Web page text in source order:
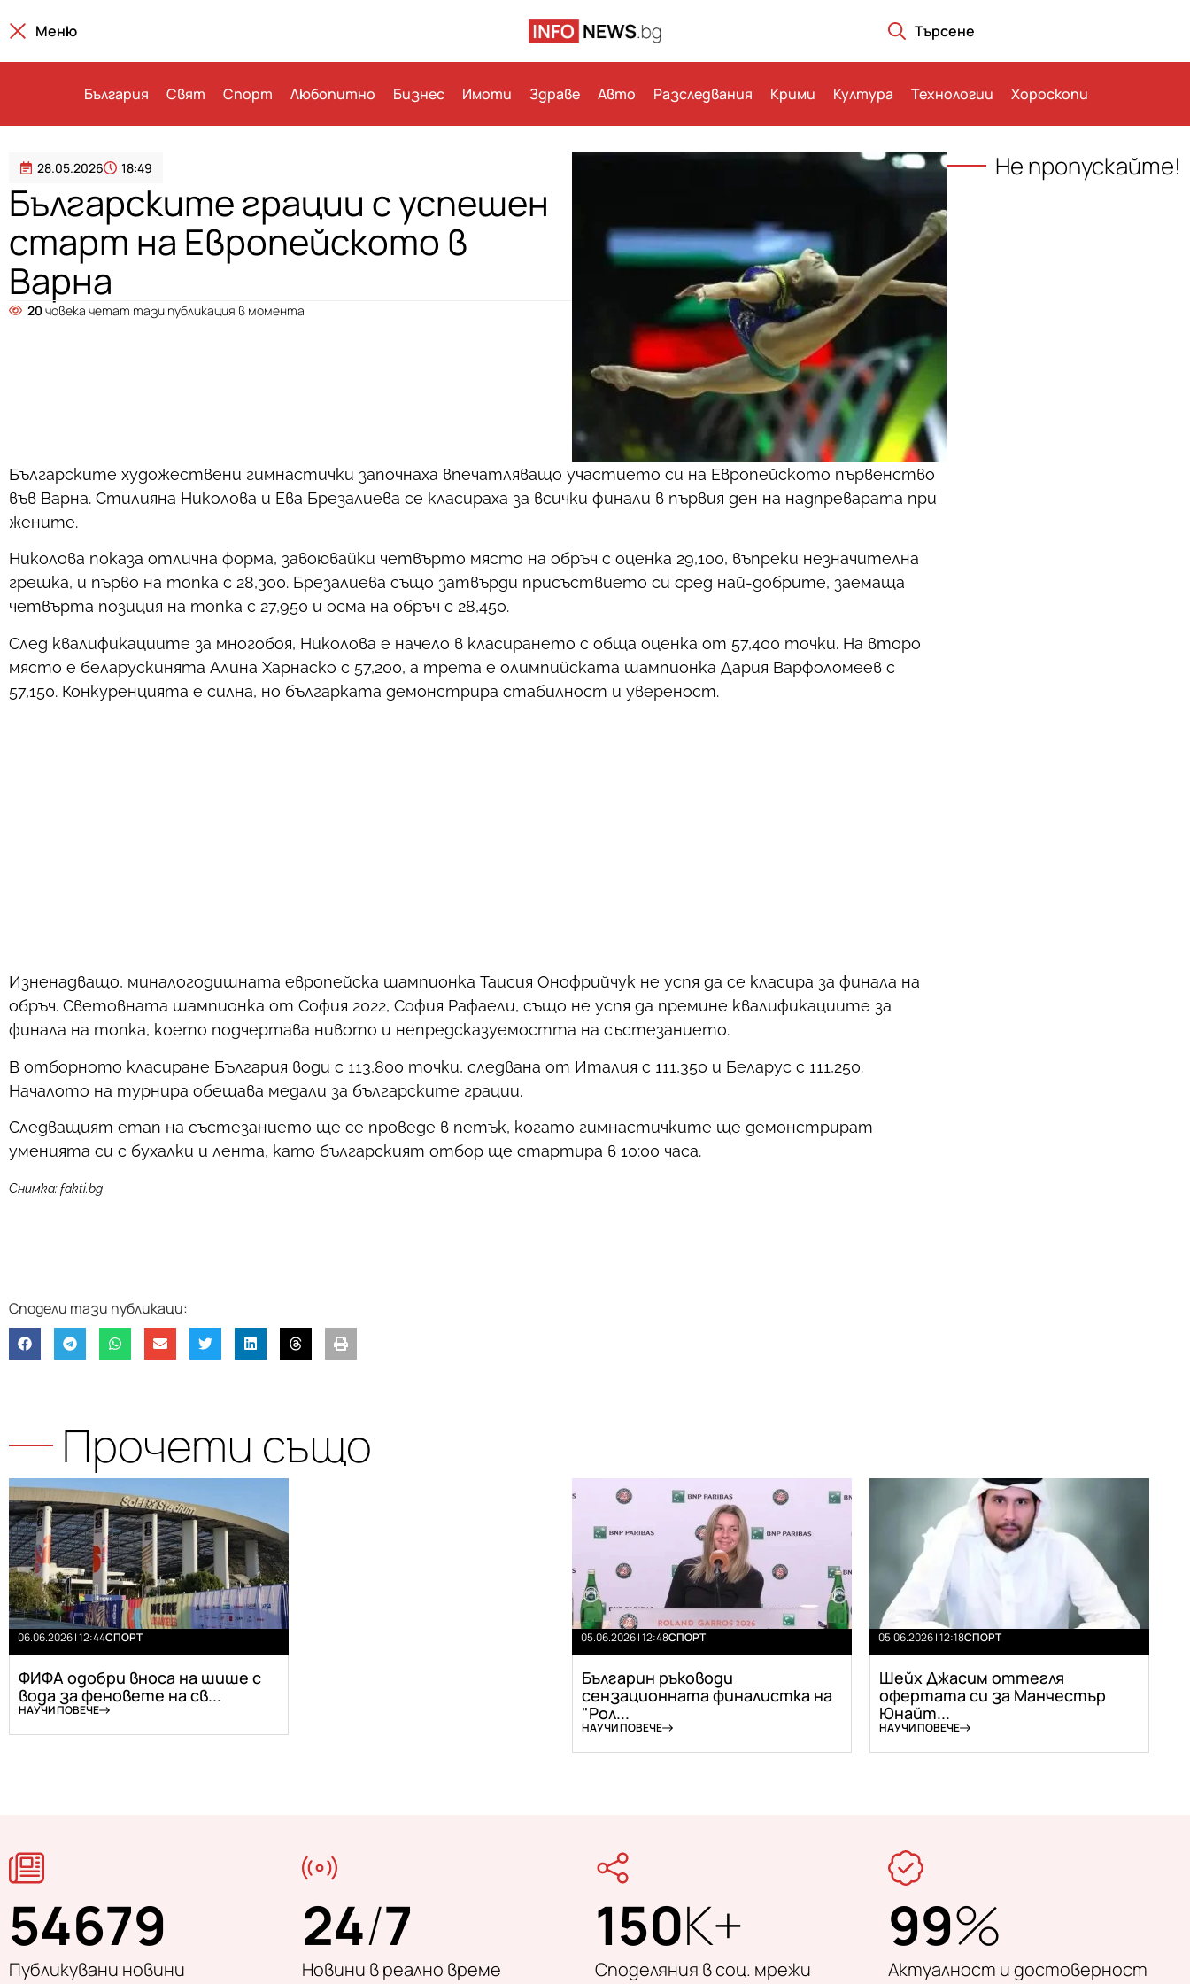
Меню Търсене
България Свят Спорт Любопитно Бизнес Имоти Здраве Авто Разследвания Крими Култура Технологии Хороскопи
28.05.2026 18:49
Българските грации с успешен
старт на Европейското в
Варна
20 човека четат тази публикация в момента
Българските художествени гимнастички започнаха впечатляващо участието си на Европейското първенство
във Варна. Стилияна Николова и Ева Брезалиева се класираха за всички финали в първия ден на надпреварата при
жените.
Николова показа отлична форма, завоювайки четвърто място на обръч с оценка 29,100, въпреки незначителна
грешка, и първо на топка с 28,300. Брезалиева също затвърди присъствието си сред най-добрите, заемаща
четвърта позиция на топка с 27,950 и осма на обръч с 28,450.
След квалификациите за многобоя, Николова е начело в класирането с обща оценка от 57,400 точки. На второ
място е беларускинята Алина Харнаско с 57,200, а трета е олимпийската шампионка Дария Варфоломеев с
57,150. Конкуренцията е силна, но българката демонстрира стабилност и увереност.
Изненадващо, миналогодишната европейска шампионка Таисия Онофрийчук не успя да се класира за финала на
обръч. Световната шампионка от София 2022, София Рафаели, също не успя да премине квалификациите за
финала на топка, което подчертава нивото и непредсказуемостта на състезанието.
В отборното класиране България води с 113,800 точки, следвана от Италия с 111,350 и Беларус с 111,250.
Началото на турнира обещава медали за българските грации.
Следващият етап на състезанието ще се проведе в петък, когато гимнастичките ще демонстрират
уменията си с бухалки и лента, като българският отбор ще стартира в 10:00 часа.
Снимка: fakti.bg
Не пропускайте!
Прочети също
06.06.2026 | 12:44СПОРТ
ФИФА одобри вноса на шише с
вода за феновете на св...
НАУЧИ ПОВЕЧЕ
05.06.2026 | 12:48СПОРТ
Българин ръководи
сензационната финалистка на
"Рол...
НАУЧИ ПОВЕЧЕ
05.06.2026 | 12:18СПОРТ
Шейх Джасим оттегля
офертата си за Манчестър
Юнайт...
НАУЧИ ПОВЕЧЕ
54679
Публикувани новини
24/7
Новини в реално време
150K+
Споделяния в соц. мрежи
99%
Актуалност и достоверност